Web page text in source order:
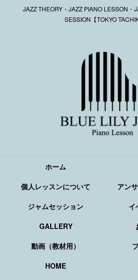
JAZZ THEORY・JAZZ PIANO LESSON・
SESSION【TOKYO
ホーム
個人レッスンについて
アン
ジャムセッション
イ
GALLERY
動画（教材用）
HOME